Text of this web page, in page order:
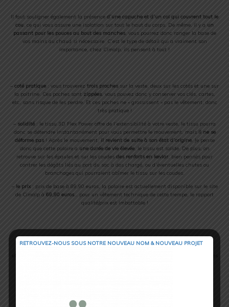
Il faut souligner également la présence d’une capuche et d’un col qui couvrent tout le
cou , ce qui vous assure une isolation sur tout le haut du corps. De même, il y a un
passant pour les pouces au bout des manches, vous pourrez donc ranger la base de
vos mains au chaud si nécessaire. C’est le type de détail qui a vraiment son
importance, chez Cimalp, ils pensent à tout !
– coté pratique : vous trouverez trois proches sur la veste, deux sur les cotés et une sur
la poitrine. Ces poches sont zippées, vous pouvez donc y conserver vos clés, cartes,
etc, sans risque de les perdre. Et ces poches ne « grossissent » pas le vêtement, donc
très pratique !
– solidité : le tissu 3D Flex Power offre de l’extensibilité à votre veste, le tissu pourra
donc se détendre instantanément pour vous permettre le mouvement, mais il ne se
déforme pas! Après le mouvement, il revient de suite à son état d’origine. Je pense
donc que cette polaire a une durée de vie élevée, le tissu est solide. De plus, on
retrouve sur les épaules et sur les coudes des renforts en kevlar , bien pensés pour
contrer les dégâts liés au port du sac à dos chargé, ou d’éventuelles chutes ou
branchages qui pourraient abîmer le tissu sur les coudes.
– le prix: prix de base à 89,90 euros, la polaire est actuellement disponible sur le site
de Cimalp à 69,90 euros … pour un vêtement technique de cette trempe, le rapport
qualité/prix est imbattable !
Petit point positif supplémentaire, la veste a été traitée à sa conception
avec un
antibactérien, ce quilimite durablement les odeurs, même après quelques
RETROUVEZ-NOUS SOUS NOTRE NOUVEAU NOM & NOUVEAU PROJET